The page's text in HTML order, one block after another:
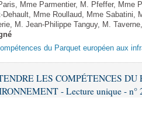
Mme Parmentier, M. Pfeffer, Mme
Dehault, Mme Roullaud, Mme
M. Jean-Philippe Tanguy, M.
du Parquet européen aux
LES COMPÉTENCES
- Lecture unique - n°